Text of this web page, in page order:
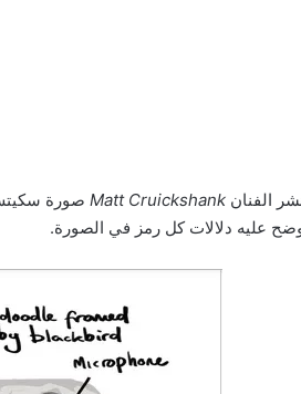
الفنان Matt Cruickshank صورة سكيتش
عليه دلالات كل رمز في الصورة.